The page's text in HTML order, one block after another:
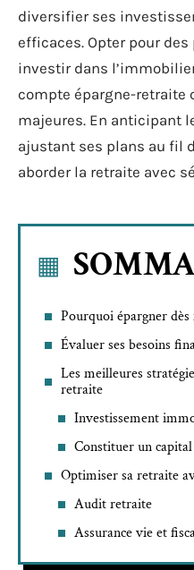
diversifier ses
efficaces. Opter pour
investir dans
compte épargne-retraite
majeures. En anticipant
ajustant ses plans au fil
aborder la retraite avec
Pourquoi épargner
Évaluer ses besoins
Les meilleures
retraite
Investissement
Constituer un capital
Optimiser sa retraite
Audit retraite
Assurance vie et